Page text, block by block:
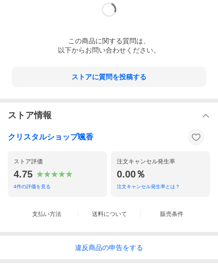
この商品に関する質問は、
以下からお問い合わせください。
ストアに質問を投稿する
ストア情報
クリスタルショップ颯香
ストア評価
4.75
4件の評価を見る
注文キャンセル発生率
0.00％
注文キャンセル発生率とは？
支払い方法 送料について 販売条件
違反商品の申告をする